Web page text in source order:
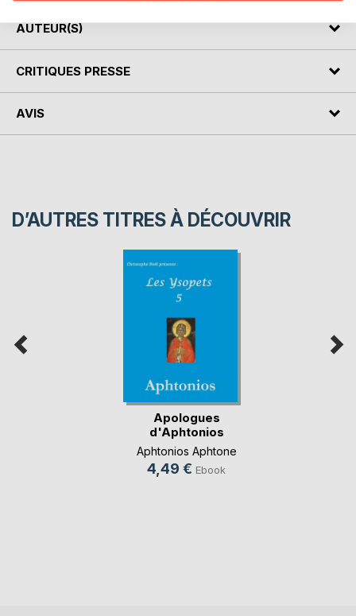
AUTEUR(S)
CRITIQUES PRESSE
AVIS
D’AUTRES TITRES À DÉCOUVRIR
Apologues
d'Aphtonios
Aphtonios Aphtone
4,49 € Ebook